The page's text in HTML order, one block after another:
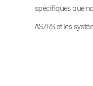
spécifiques que
AS/RS et les